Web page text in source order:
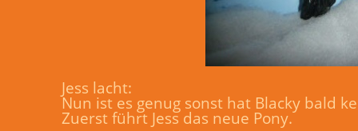
Jess lacht:
Nun ist es genug sonst hat Blacky bald
Zuerst führt Jess das neue Pony.